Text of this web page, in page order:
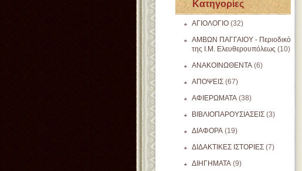
Κατηγορίες
ΑΓΙΟΛΟΓΙΟ (32)
ΑΜΒΩΝ ΠΑΓΓΑΙΟΥ - Περιοδικό
της Ι.Μ. Ελευθερουπόλεως (10)
ΑΝΑΚΟΙΝΩΘΕΝΤΑ (6)
ΑΠΟΨΕΙΣ (67)
ΑΦΙΕΡΩΜΑΤΑ (38)
ΒΙΒΛΙΟΠΑΡΟΥΣΙΑΣΕΙΣ (3)
ΔΙΑΦΟΡΑ (19)
ΔΙΔΑΚΤΙΚΕΣ ΙΣΤΟΡΙΕΣ (7)
ΔΙΗΓΗΜΑΤΑ (9)